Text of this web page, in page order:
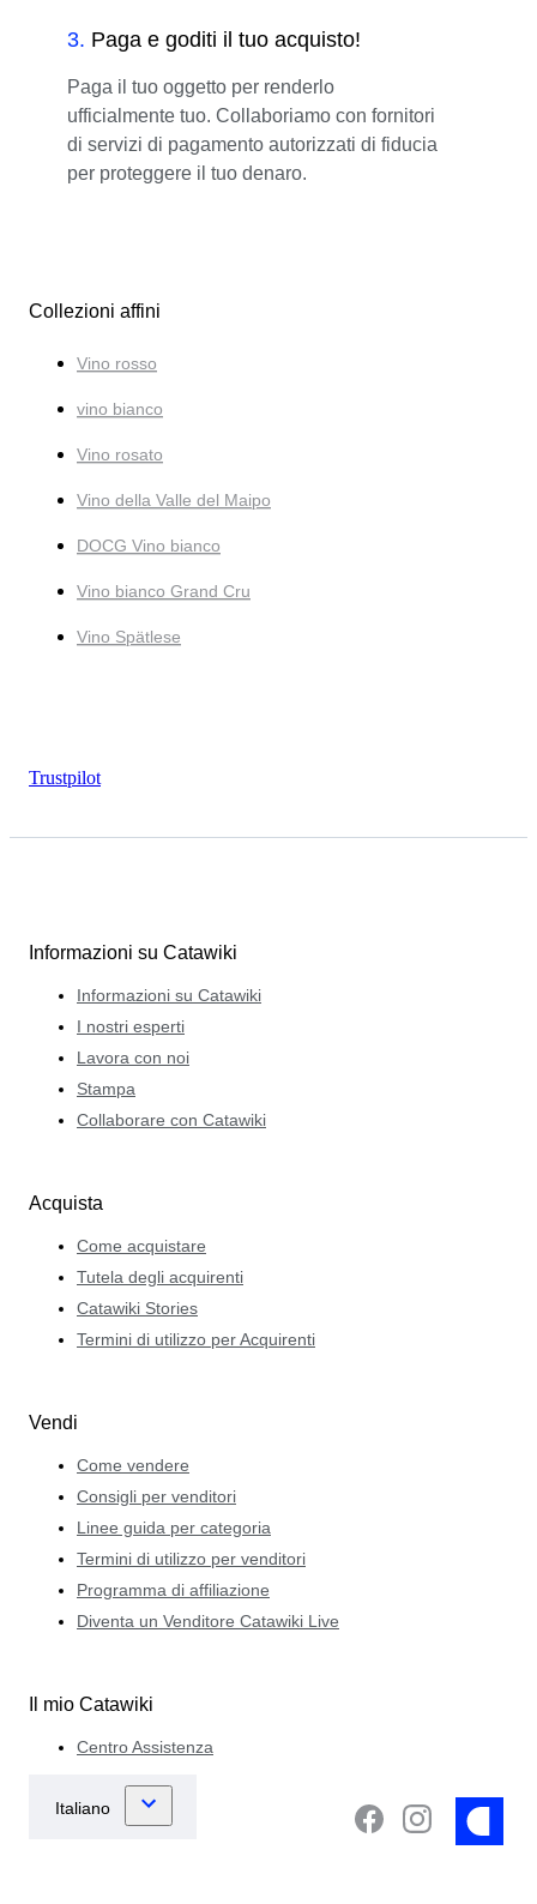
3. Paga e goditi il tuo acquisto!
Paga il tuo oggetto per renderlo
ufficialmente tuo. Collaboriamo con fornitori
di servizi di pagamento autorizzati di fiducia
per proteggere il tuo denaro.
Collezioni affini
Vino rosso
vino bianco
Vino rosato
Vino della Valle del Maipo
DOCG Vino bianco
Vino bianco Grand Cru
Vino Spätlese
Trustpilot
Informazioni su Catawiki
Informazioni su Catawiki
I nostri esperti
Lavora con noi
Stampa
Collaborare con Catawiki
Acquista
Come acquistare
Tutela degli acquirenti
Catawiki Stories
Termini di utilizzo per Acquirenti
Vendi
Come vendere
Consigli per venditori
Linee guida per categoria
Termini di utilizzo per venditori
Programma di affiliazione
Diventa un Venditore Catawiki Live
Il mio Catawiki
Centro Assistenza